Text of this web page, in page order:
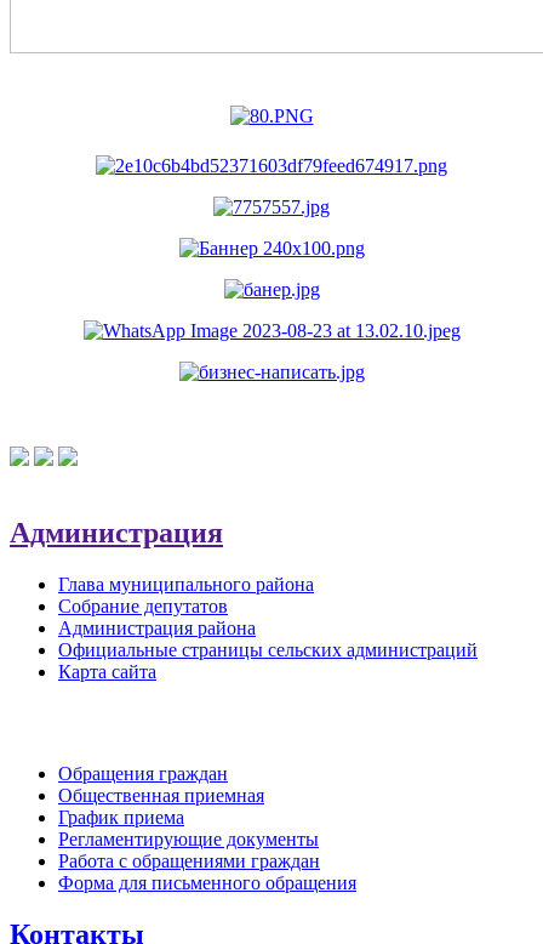
Администрация
Глава муниципального района
Собрание депутатов
Администрация района
Официальные страницы сельских администраций
Карта сайта
Обращения граждан
Общественная приемная
График приема
Регламентирующие документы
Работа с обращениями граждан
Форма для письменного обращения
Контакты